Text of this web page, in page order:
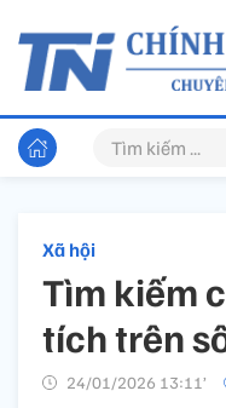
Xã hội
Tìm kiếm
tích trên
24/01/2026 13:11’